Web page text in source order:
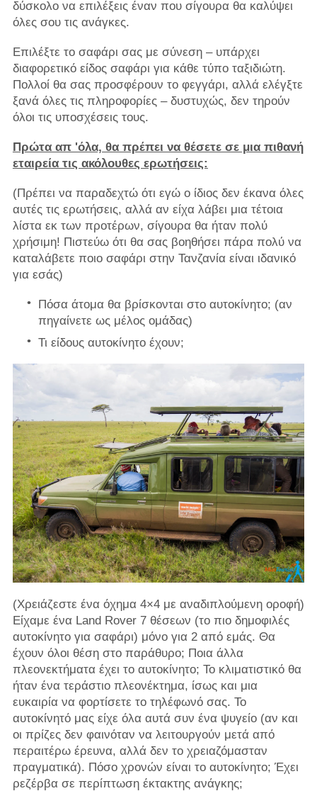
δύσκολο να επιλέξεις έναν που σίγουρα θα καλύψει
όλες σου τις ανάγκες.
Επιλέξτε το σαφάρι σας με σύνεση – υπάρχει
διαφορετικό είδος σαφάρι για κάθε τύπο ταξιδιώτη.
Πολλοί θα σας προσφέρουν το φεγγάρι, αλλά ελέγξτε
ξανά όλες τις πληροφορίες – δυστυχώς, δεν τηρούν
όλοι τις υποσχέσεις τους.
Πρώτα απ 'όλα, θα πρέπει να θέσετε σε μια πιθανή
εταιρεία τις ακόλουθες ερωτήσεις:
(Πρέπει να παραδεχτώ ότι εγώ ο ίδιος δεν έκανα όλες
αυτές τις ερωτήσεις, αλλά αν είχα λάβει μια τέτοια
λίστα εκ των προτέρων, σίγουρα θα ήταν πολύ
χρήσιμη! Πιστεύω ότι θα σας βοηθήσει πάρα πολύ να
καταλάβετε ποιο σαφάρι στην Τανζανία είναι ιδανικό
για εσάς)
Πόσα άτομα θα βρίσκονται στο αυτοκίνητο; (αν
πηγαίνετε ως μέλος ομάδας)
Τι είδους αυτοκίνητο έχουν;
(Χρειάζεστε ένα όχημα 4×4 με αναδιπλούμενη οροφή)
Είχαμε ένα Land Rover 7 θέσεων (το πιο δημοφιλές
αυτοκίνητο για σαφάρι) μόνο για 2 από εμάς. Θα
έχουν όλοι θέση στο παράθυρο; Ποια άλλα
πλεονεκτήματα έχει το αυτοκίνητο; Το κλιματιστικό θα
ήταν ένα τεράστιο πλεονέκτημα, ίσως και μια
ευκαιρία να φορτίσετε το τηλέφωνό σας. Το
αυτοκίνητό μας είχε όλα αυτά συν ένα ψυγείο (αν και
οι πρίζες δεν φαινόταν να λειτουργούν μετά από
περαιτέρω έρευνα, αλλά δεν το χρειαζόμασταν
πραγματικά). Πόσο χρονών είναι το αυτοκίνητο; Έχει
ρεζέρβα σε περίπτωση έκτακτης ανάγκης;